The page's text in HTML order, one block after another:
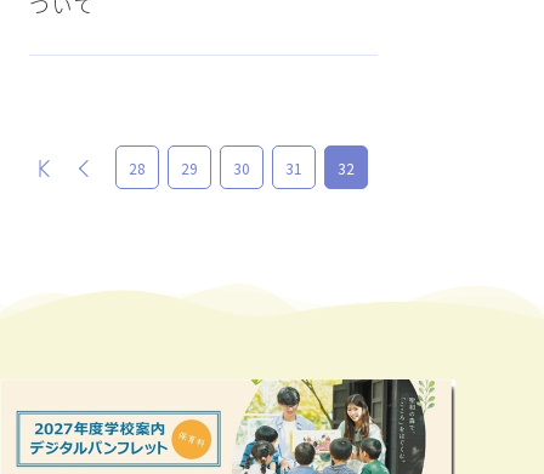
最初 前 28 29 30 31 32